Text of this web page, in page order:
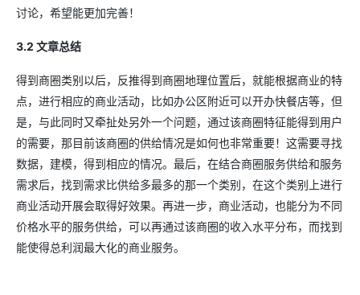
讨论，希望能更加完善！
3.2 文章总结
得到商圈类别以后，反推得到商圈地理位置后，就能根据商业的特
点，进行相应的商业活动，比如办公区附近可以开办快餐店等，但
是，与此同时又牵扯处另外一个问题，通过该商圈特征能得到用户
的需要，那目前该商圈的供给情况是如何也非常重要！这需要寻找
数据，建模，得到相应的情况。最后，在结合商圈服务供给和服务
需求后，找到需求比供给多最多的那一个类别，在这个类别上进行
商业活动开展会取得好效果。再进一步，商业活动，也能分为不同
价格水平的服务供给，可以再通过该商圈的收入水平分布，而找到
能使得总利润最大化的商业服务。